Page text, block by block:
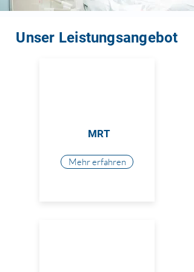
Unser Leistungsangebot
MRT
Mehr erfahren